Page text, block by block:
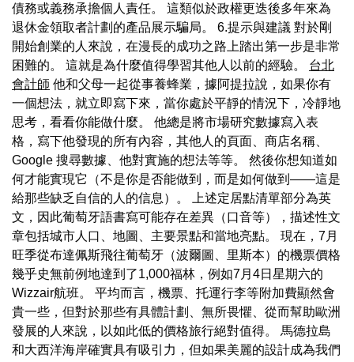
債務或義務承擔個人責任。 這類似於政權更迭後多年來為
退休金領取者計劃的產品展示騙局。 6.提示與建議 對於剛
開始創業的人來說，在漫長的成功之路上踏出第一步是非常
困難的。 這就是為什麼值得學習其他人以前的經驗。 台北
會計師 他和父母一起從事養蜂業，據阿提拉說，如果你有
一個想法，就立即寫下來，當你處於平靜的情況下，冷靜地
思考，看看你能做什麼。 他總是將市場研究數據寫入表
格，寫下他發現的所有內容，其他人的頁面、商店名稱、
Google 搜尋數據、他對實施的想法等等。 然後你想知道如
何才能實現它（不是你是否能做到，而是如何做到——這是
給那些缺乏自信的人的信息）。 上述定居點清單部分為英
文，因此葡萄牙語書寫可能存在差異（口音等），描述性文
章包括城市人口、地圖、主要景點和當地亮點。 現在，7月
旺季從布達佩斯飛往葡萄牙（波爾圖、里斯本）的機票價格
幾乎史無前例地達到了1,000福林，例如7月4日星期六的
Wizzair航班。 平均而言，機票、托運行李等附加費顯然會
貴一些，但對於那些有具體計劃、無所畏懼、從而幫助歐洲
發展的人來說，以如此低的價格旅行絕對值得。 馬德拉島
和大西洋海岸確實具有吸引力，但如果美麗的設計成為我們